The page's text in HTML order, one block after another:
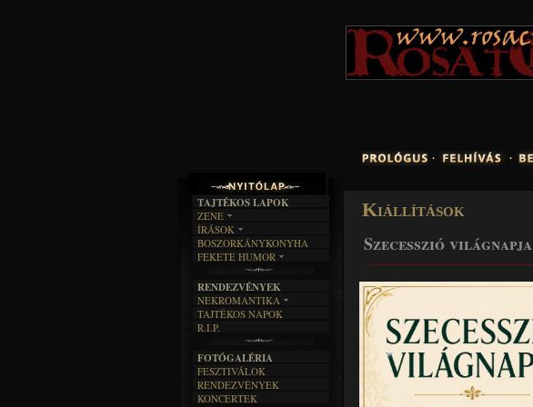
Kiállítások
Szecesszió világnapja
TAJTÉKOS LAPOK
ZENE
EGYÜTTESEK
INTERJÚK
FORDÍTÁSOK
DALSZÖVEGEK
ÍRÁSOK
IRODALOM
FILM
MŰVÉSZET
ÍRÁSTÖRTÉNET
BOSZORKÁNYKONYHA
FEKETE HUMOR
SZÖVEGES
RENDEZVÉNYEK
NEKROMANTIKA
AKTUÁLIS
A MÚLT
TAJTÉKOS NAPOK
R.I.P.
FOTÓGALÉRIA
FESZTIVÁLOK
RENDEZVÉNYEK
KONCERTEK